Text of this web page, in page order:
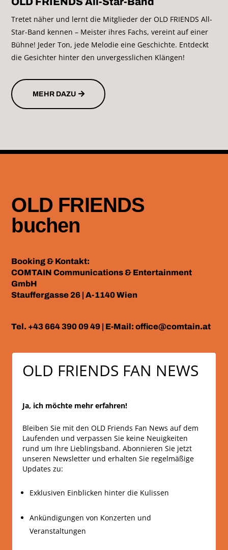
Tretet näher und lernt die Mitglieder der OLD FRIENDS All-
Star-Band kennen – Meister ihres Fachs, vereint auf einer
Bühne! Jeder Ton, jede Melodie eine Geschichte. Entdeckt
die Gesichter hinter den unvergesslichen Klängen!
MEHR DAZU
OLD FRIENDS
buchen
Booking & Kontakt:
COMTAIN Communications & Entertainment
GmbH
Stauffergasse 26 | A-1140 Wien
Tel. +43 664 390 09 49 | E-Mail: office@comtain.at
OLD FRIENDS FAN NEWS
Ja, ich möchte mehr erfahren!
Bleiben Sie mit den OLD Friends Fan News auf dem
Laufenden und verpassen Sie keine Neuigkeiten
rund um Ihre Lieblingsband. Abonnieren Sie jetzt
unseren Newsletter und erhalten Sie regelmäßige
Updates zu:
Exklusiven Einblicken hinter die Kulissen
Ankündigungen von Konzerten und
Veranstaltungen